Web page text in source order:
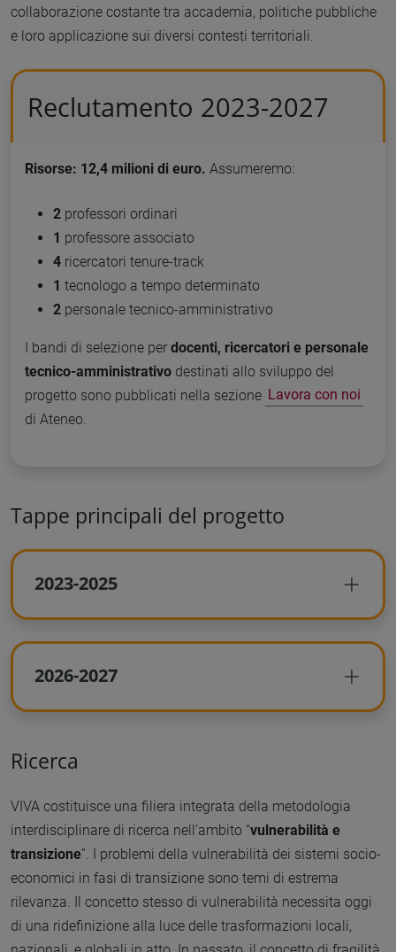
collaborazione costante tra accademia, politiche pubbliche
e loro applicazione sui diversi contesti territoriali.
Reclutamento 2023-2027
Risorse: 12,4 milioni di euro. Assumeremo:
2 professori ordinari
1 professore associato
4 ricercatori tenure-track
1 tecnologo a tempo determinato
2 personale tecnico-amministrativo
I bandi di selezione per docenti, ricercatori e personale
tecnico-amministrativo destinati allo sviluppo del
progetto sono pubblicati nella sezione Lavora con noi
di Ateneo.
Tappe principali del progetto
2023-2025
2026-2027
Ricerca
VIVA costituisce una filiera integrata della metodologia
interdisciplinare di ricerca nell’ambito “vulnerabilità e
transizione”. I problemi della vulnerabilità dei sistemi socio-
economici in fasi di transizione sono temi di estrema
rilevanza. Il concetto stesso di vulnerabilità necessita oggi
di una ridefinizione alla luce delle trasformazioni locali,